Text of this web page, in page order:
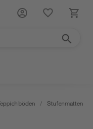
/ Stufenmatten